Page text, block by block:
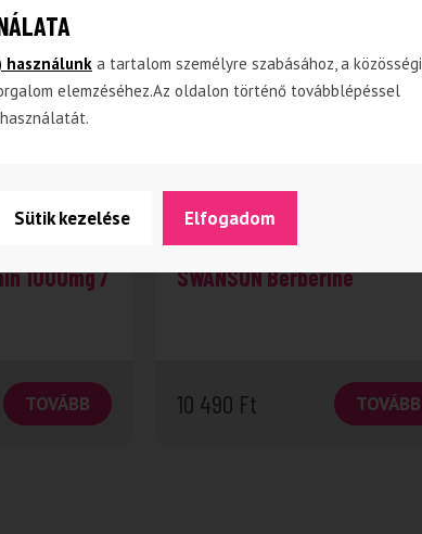
1000mg /
TOVÁBB
Étrendkiegészítők
SWANSON Berberine
10 490 Ft TOVÁBB
a tartalom személyre szabásához, a közösségi
elemzéséhez.Az oldalon történő továbblépéssel
Sütik kezelése Elfogadom